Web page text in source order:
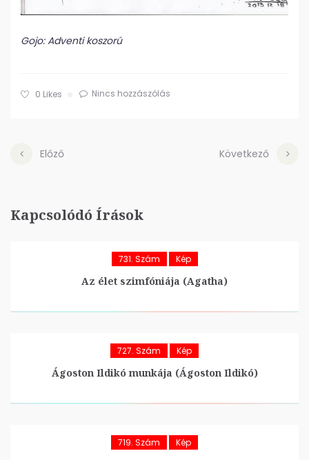
Gojo: Adventi koszorú
0 Likes Nincs hozzászólás
Előző Következő
Kapcsolódó Írások
731. Szám Kép
Az élet szimfóniája (Agatha)
727. Szám Kép
Ágoston Ildikó munkája (Ágoston Ildikó)
719. Szám Kép